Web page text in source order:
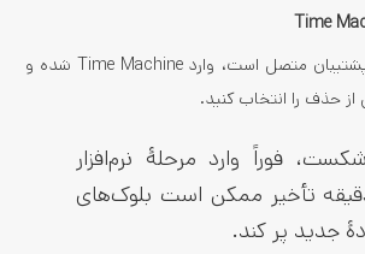
Time
اگر درایو پشتیبان متصل است، وارد Time Machine شده و
از حذف را انتخاب کنید.
فوراً وارد مرحلهٔ نرم‌افزار
تأخیر ممکن است بلوک‌های
جدید پر کند.